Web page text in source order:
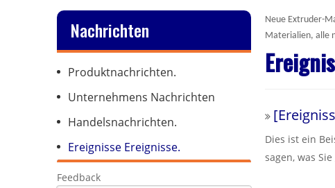
Nachrichten
Produktnachrichten.
Unternehmens Nachrichten
Handelsnachrichten.
Ereignisse Ereignisse.
Feedback
Neue Extruder-
Materialien, alle
[
Dies ist ein
sagen, was